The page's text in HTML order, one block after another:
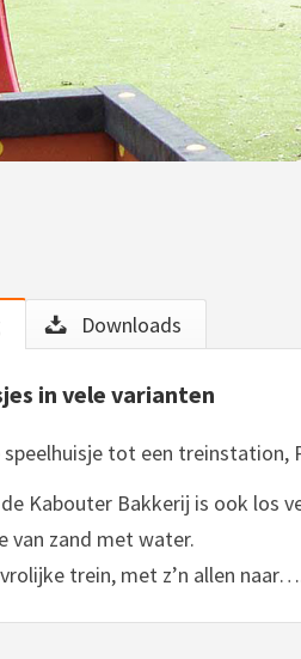
Downloads
in vele varianten
tot een treinstation,
Kabouter Bakkerij is ook los
van zand met water.
trein, met z’n allen